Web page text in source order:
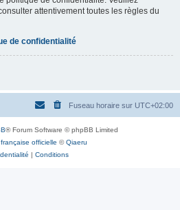
attentivement toutes les règles du
de confidentialité
Fuseau horaire sur UTC+02:00
® Forum Software © phpBB Limited
officielle ©Qiaeru
| Conditions